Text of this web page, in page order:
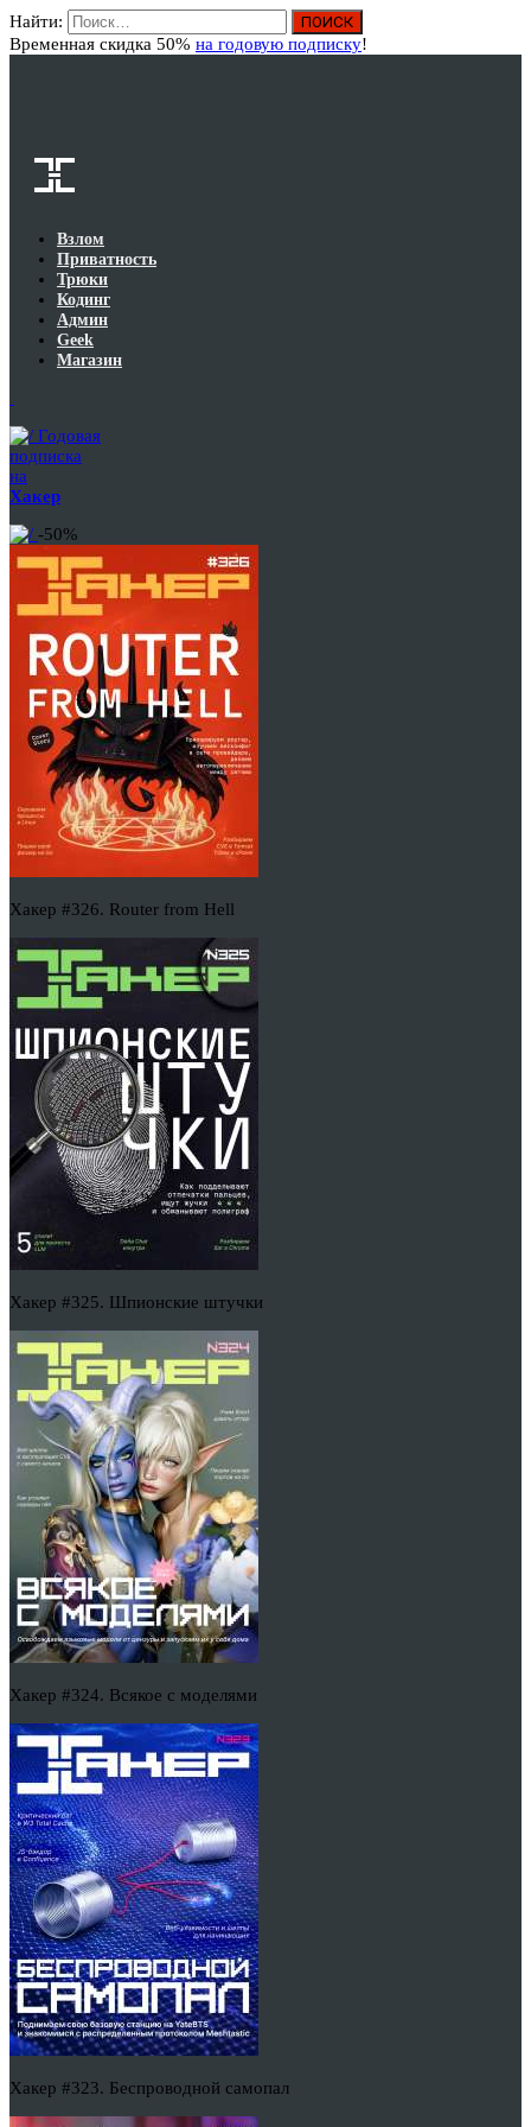
Найти:
Временная скидка 50% на годовую подписку!
Взлом
Приватность
Трюки
Кодинг
Админ
Geek
Магазин
Годовая
подписка
на
Хакер
-50%
Хакер #326. Router from Hell
Хакер #325. Шпионские штучки
Хакер #324. Всякое с моделями
Хакер #323. Беспроводной самопал